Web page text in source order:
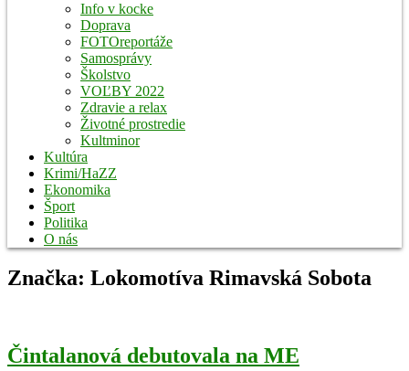
Info v kocke
Doprava
FOTOreportáže
Samosprávy
Školstvo
VOĽBY 2022
Zdravie a relax
Životné prostredie
Kultminor
Kultúra
Krimi/HaZZ
Ekonomika
Šport
Politika
O nás
Značka: Lokomotíva Rimavská Sobota
Čintalanová debutovala na ME